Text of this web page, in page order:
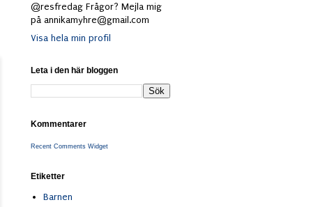
@resfredag Frågor? Mejla mig
på annikamyhre@gmail.com
Visa hela min profil
Leta i den här bloggen
Kommentarer
Recent Comments Widget
Etiketter
Barnen